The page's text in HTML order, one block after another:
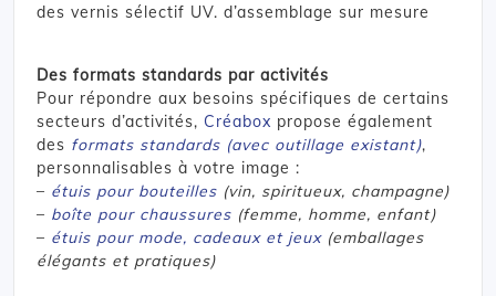
des vernis sélectif UV. d’assemblage sur mesure
Des formats standards par activités
Pour répondre aux besoins spécifiques de certains
secteurs d’activités, Créabox propose également
des formats standards (avec outillage existant),
personnalisables à votre image :
– étuis pour bouteilles (vin, spiritueux, champagne)
– boîte pour chaussures (femme, homme, enfant)
– étuis pour mode, cadeaux et jeux(emballages
élégants et pratiques)